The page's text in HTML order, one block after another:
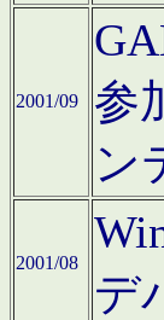
2001/09
参
ン
2001/08
デ